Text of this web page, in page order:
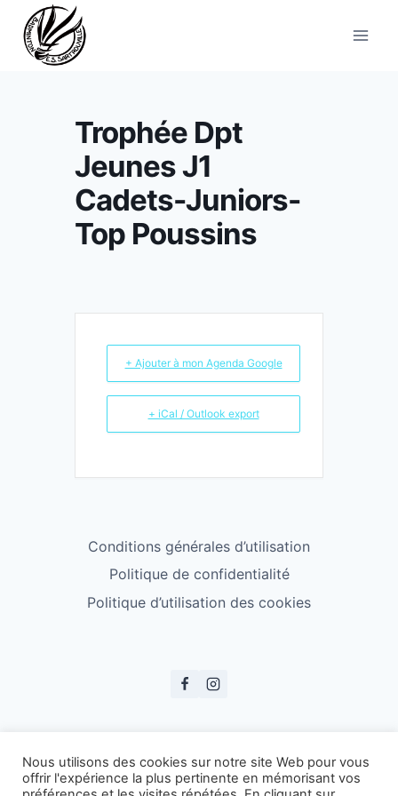
contenu
Trophée Dpt
Jeunes J1
Cadets-Juniors-
Top Poussins
+ Ajouter à mon Agenda Google
+ iCal / Outlook export
Conditions générales d’utilisation
Politique de confidentialité
Politique d’utilisation des cookies
Nous utilisons des cookies sur notre site Web pour vous
offrir l'expérience la plus pertinente en mémorisant vos